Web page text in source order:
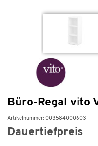
Büro-Regal vito
Artikelnummer: 003584000603
Dauertiefpreis